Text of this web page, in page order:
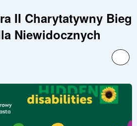
II Charytatywny Bieg
Niewidocznych